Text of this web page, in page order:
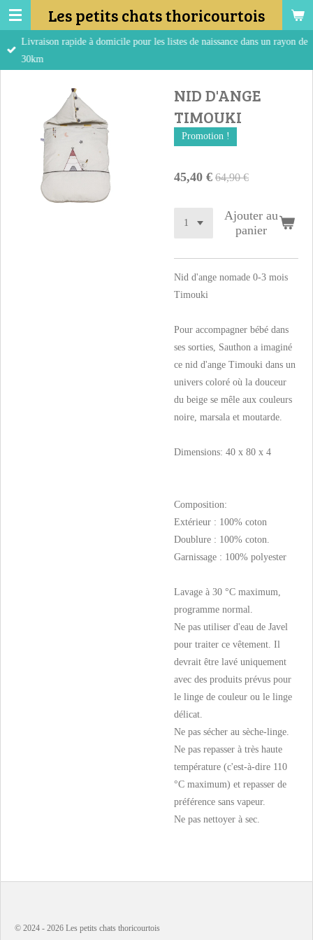
Passer
au
contenu
Les petits chats thoricourtois
Livraison rapide à domicile pour les listes de naissance dans un rayon de
30km
NID D'ANGE
TIMOUKI
Promotion !
45,40 € 64,90 €
Ajouter au
panier
Nid d'ange nomade 0-3 mois
Timouki
Pour accompagner bébé dans
ses sorties, Sauthon a imaginé
ce nid d'ange Timouki dans un
univers coloré où la douceur
du beige se mêle aux couleurs
noire, marsala et moutarde.
Dimensions: 40 x 80 x 4
Composition:
Extérieur : 100% coton
Doublure : 100% coton.
Garnissage : 100% polyester
Lavage à 30 °C maximum,
programme normal.
Ne pas utiliser d'eau de Javel
pour traiter ce vêtement. Il
devrait être lavé uniquement
avec des produits prévus pour
le linge de couleur ou le linge
délicat.
Ne pas sécher au sèche-linge.
Ne pas repasser à très haute
température (c'est-à-dire 110
°C maximum) et repasser de
préférence sans vapeur.
Ne pas nettoyer à sec.
© 2024 - 2026 Les petits chats thoricourtois